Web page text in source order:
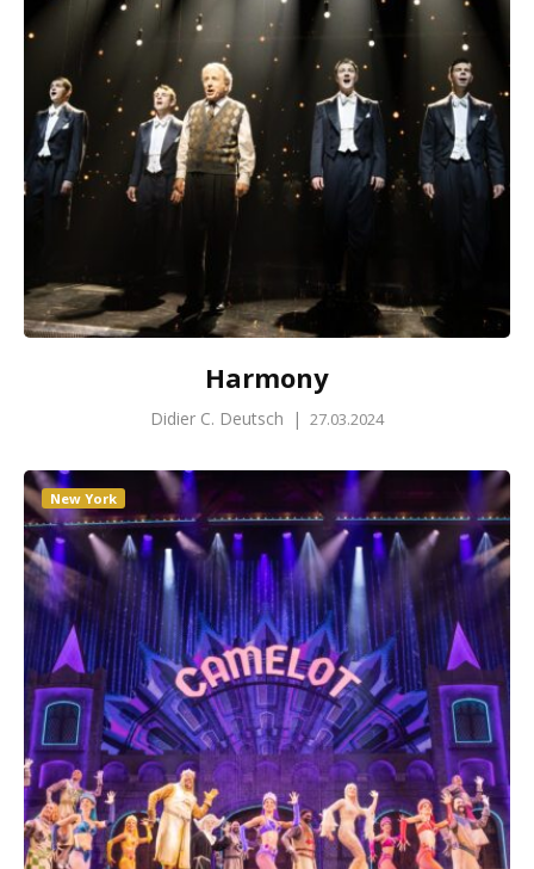
Harmony
Didier C. Deutsch | 27.03.2024
New York